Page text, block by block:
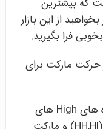
که بیشترین
از این بازار
فرا بگیرید.
حرکت مارکت برای
مارکت را صعودی می نامیم اگر همواره های High های